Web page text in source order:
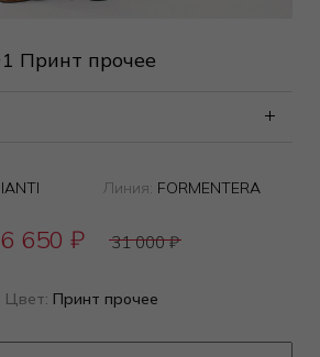
Принт прочее
Линия: FORMENTERA
650 ₽ 31 000₽
Цвет: Принт прочее